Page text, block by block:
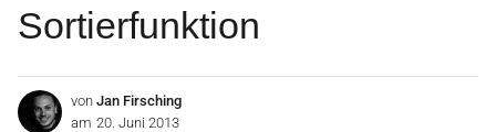
Sortierfunktion
von Jan Firsching
am 20. Juni 2013